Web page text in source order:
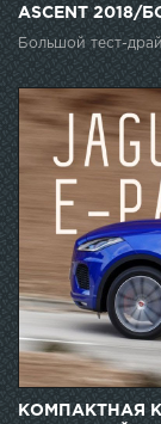
ASCENT
Большой тест-
КОМПАКТНАЯ